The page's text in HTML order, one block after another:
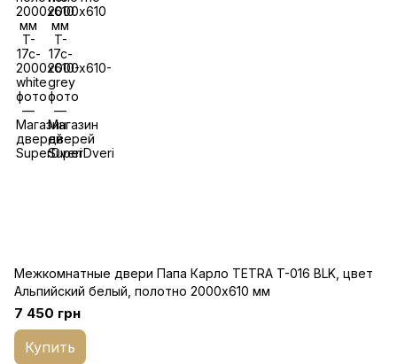
Межкомнатные двери Папа Карло TETRA T-016 BLK, цвет
Альпийский белый, полотно 2000х610 мм
7 450 грн
Купить